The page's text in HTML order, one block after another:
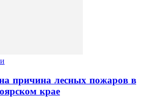
причина лесных пожаров в
крае